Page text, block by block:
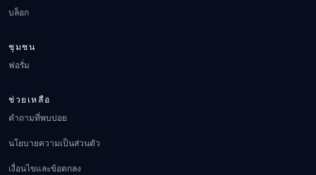
บล็อก
ชุมชน
ฟอรั่ม
ช่วยเหลือ
คำถามที่พบบ่อย
นโยบายความเป็นส่วนตัว
เงื่อนไขและข้อตกลง